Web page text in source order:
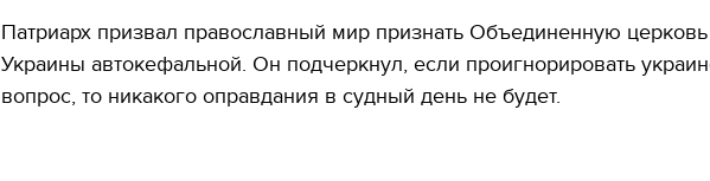
Патриарх призвал православный мир признать Объединенную церковь
Украины автокефальной. Он подчеркнул, если проигнорировать
вопрос, то никакого оправдания в судный день не будет.